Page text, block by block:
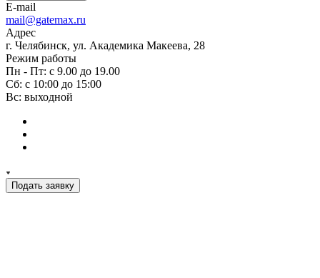
E-mail
mail@gatemax.ru
Адрес
г. Челябинск, ул. Академика Макеева, 28
Режим работы
Пн - Пт: с 9.00 до 19.00
Сб: с 10:00 до 15:00
Вс: выходной
Подать заявку